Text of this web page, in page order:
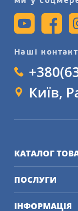
Автошини
того, щоб
та
Наші
Київ,
КАТАЛОГ
ПОСЛУГИ
ІНФОРМАЦІЯ